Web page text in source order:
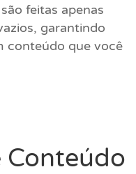
feitas apenas
garantindo
conteúdo que você
Conteúdo